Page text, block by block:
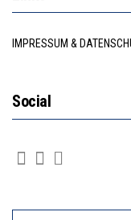
IMPRESSUM &
Social